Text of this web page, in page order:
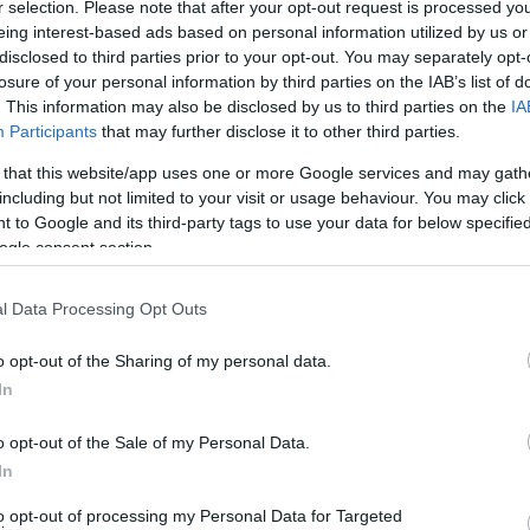
selection. Please note that after your opt-out request is processed
interest-based ads based on personal information utilized by us
to third parties prior to your opt-out. You may separately
of your personal information by third parties on the IAB’s list of
This information may also be disclosed by us to third parties on the
Participants that may further disclose it to other third parties.
that this website/app uses one or more Google services and may
but not limited to your visit or usage behaviour. You may
to Google and its third-party tags to use your data for below
consent section.
Data Processing Opt Outs
opt-out of the Sharing of my personal data.
opt-out of the Sale of my Personal Data.
opt-out of processing my Personal Data for Targeted
του jenny.gr στην Google
η δραματική σειρά του MEGA, «Σιωπηλός Δρόμος»,
για την παγκόσμια διανομή της από την Beta
Δρόμου» είναι η περίφημη τηλεοπτική αγορά
παρουσιαστεί σε ξένους αγοραστές τη Δευτέρα 4
Road». Αξίζει να σημειωθεί ότι η σειρά έχει ήδη
ξένων τηλεοπτικών δικτύων.